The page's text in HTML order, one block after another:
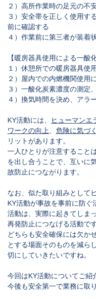
２）高所作業時の足元の不
３）安全帯を正しく使用す
前に確認する
４）作業前に第三者が装着
【暖房器具使用による一酸
１）休憩所での暖房器具使
２）屋内での内燃機関使用
３）一酸化炭素濃度の測定
４）換気時間を決め、アラ
KY活動には、 ヒューマンエ
ワークの向上
危険に気づ
リットがあります。
一人ひとりが注意すること
を出し合うことで、互いに
故防止につながります。
なお、似た取り組みとして
KY活動が事故を事前に防ぐ
活動は、実際に起きてしま
再発防止につなげる活動です
どちらも安全確保には欠か
とする場面そのものを減ら
切にしていきたいですね。
今回はKY活動についてご紹
今後も安全第一で業務に取